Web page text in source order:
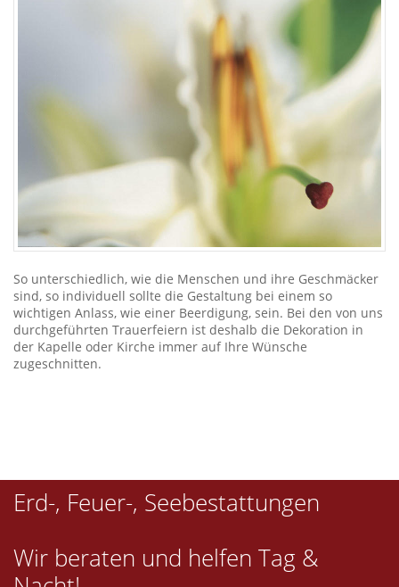
So unterschiedlich, wie die Menschen und ihre Geschmäcker
sind, so individuell sollte die Gestaltung bei einem so
wichtigen Anlass, wie einer Beerdigung, sein. Bei den von uns
durchgeführten Trauerfeiern ist deshalb die Dekoration in
der Kapelle oder Kirche immer auf Ihre Wünsche
zugeschnitten.
Erd-, Feuer-, Seebestattungen
Wir beraten und helfen Tag &